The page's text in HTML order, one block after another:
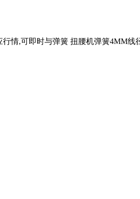
情,可即时与弹簧 扭腰机弹簧4MM